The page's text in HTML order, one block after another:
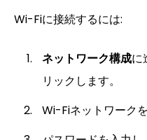
Wi-Fiに接続するには:
ネットワーク構成に
リックします。
Wi-Fiネットワーク